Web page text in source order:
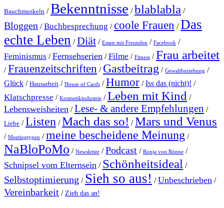
Bauchmuskeln /Bekenntnisse /blablabla /
Bloggen /Buchbesprechung /coole Frauen /Das
echte Leben /Diät / Essen mit Freunden / Facebook /
Feminismus /Fernsehserien /Filme / Fitness /Frau arbeitet
/Frauenzeitschriften / Gastbeitrag / Gewaltbeziehung /
Glück / Hausarbeit / House of Cards /Humor /Iss das (nicht)! /
Klatschpresse / Kosmetikindustrie /Leben mit Kind /
Lebensweisheiten /Lese- & andere Empfehlungen /
Liebe /Listen /Mach das so! /Mars und Venus
/ Meetingtypen /meine bescheidene Meinung /
NaBloPoMo / Newsletter /Podcast / Ronja von Rönne /
Schnipsel vom Elternsein / Schönheitsideal /
Selbstoptimierung / Sieh so aus! /Unbeschrieben /
Vereinbarkeit / Zieh das an!